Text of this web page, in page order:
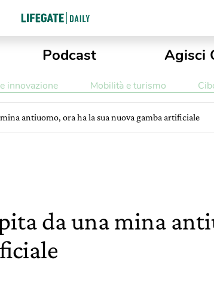
Podcast Agisci
innovazione Mobilità e turismo
antiuomo, ora ha la sua nuova gamba artificiale
da una mina